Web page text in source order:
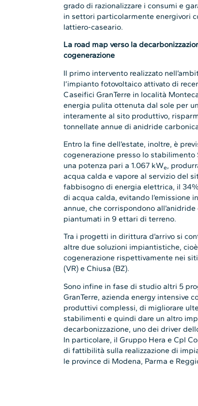
grado di razionalizzare i consumi e
in settori particolarmente energivori
lattiero-caseario.
La road map verso la
cogenerazione
Il primo intervento realizzato
l’impianto fotovoltaico attivato di
Caseifici GranTerre in località
energia pulita ottenuta dal sole per
interamente al sito produttivo,
tonnellate annue di anidride
Entro la fine dell’estate, inoltre, è
cogenerazione presso lo stabilimento
una potenza pari a 1.067 kWe,
acqua calda e vapore al servizio del
fabbisogno di energia elettrica, il
di acqua calda, evitando l’emissione
annue, che corrispondono
piantumati in 9 ettari di terreno.
Tra i progetti in dirittura d’arrivo si
altre due soluzioni impiantistiche,
cogenerazione rispettivamente nei
(VR) e Chiusa (BZ).
Sono infine in fase di studio altri 5
GranTerre, azienda energy intensive
produttivi complessi, di migliorare
stabilimenti e quindi dare un altro
decarbonizzazione, uno dei driver
In particolare, il Gruppo Hera e Cpl
di fattibilità sulla realizzazione di
le province di Modena, Parma e